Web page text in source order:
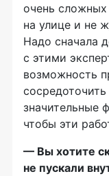
очень сложных
на улице и не
Надо сначала
с этими
возможность
значительные
чтобы эти
— Вы хотите
не пускали